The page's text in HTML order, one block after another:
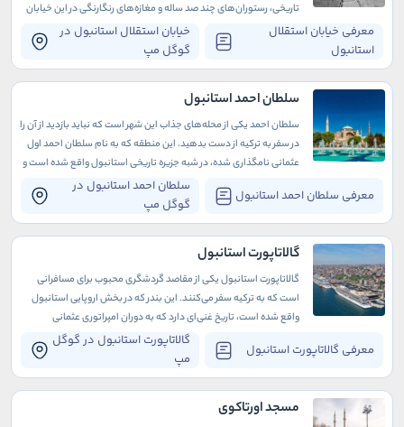
معرفی خیابان استقلال
استانبول
خیابان استقلال استانبول در
گوگل مپ
تاریخی، رستوران‌های چند صد ساله و مغازه‌های رنگارنگی در این خیابان
وجود دارد.
سلطان احمد استانبول
معرفی سلطان احمد استانبول
سلطان احمد استانبول در
گوگل مپ
سلطان احمد یکی از محله‌های جذاب این شهر است که نباید بازدید از آن را
در سفر به ترکیه از دست بدهید. این منطقه که به نام سلطان احمد اول
عثمانی نامگذاری شده، در شبه جزیره تاریخی استانبول واقع شده است و
تاریخ غنی و پرباری دارد که به دوران باستان برمی‌گردد
گالاتاپورت استانبول
معرفی گالاتاپورت استانبول
گالاتاپورت استانبول در گوگل
مپ
گالاتاپورت استانبول یکی از مقاصد گردشگری محبوب برای مسافرانی
است که به ترکیه سفر می‌کنند. این بندر که در بخش اروپایی استانبول
واقع شده است، تاریخ غنی‌ای دارد که به دوران امپراتوری عثمانی
مسجد اورتاکوی